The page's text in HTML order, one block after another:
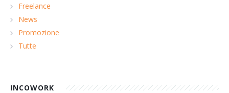
Freelance
News
Promozione
Tutte
INCOWORK